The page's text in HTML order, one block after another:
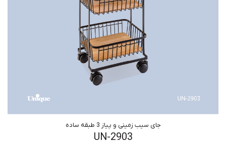
جای سیب زمینی و پیاز 3 طبقه ساده
UN-2903